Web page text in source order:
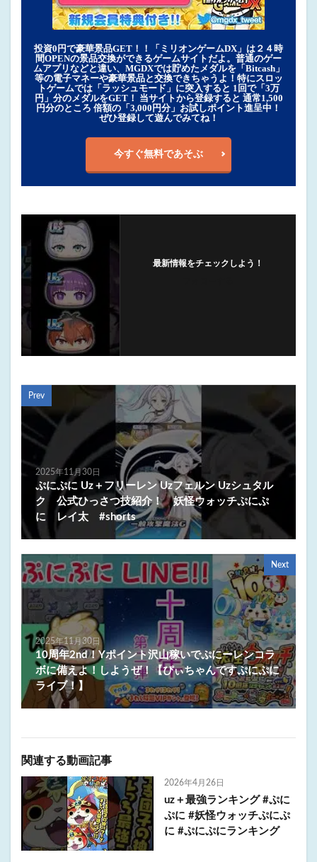
投資0円で豪華景品GET！！「ミリオンゲームDX」は２４時
間OPENの景品交換ができるゲームサイトだよ。普通のゲー
ムアプリなどと違い、MGDXでは貯めたメダルを「Bitcash」
等の電子マネーや豪華景品と交換できちゃうよ！特にスロッ
トゲームでは「ラッシュモード」に突入すると 1回で「3万
円」分のメダルをGET！ 当サイトから登録すると 通常1,500
円分のところ 倍額の「3,000円分」お試しポイント進呈中！
ぜひ登録して遊んでみてね！
今すぐ無料であそぶ
最新情報をチェックしよう！
Prev
2025年11月30日
ぷにぷに Uz＋フリーレン Uzフェルン Uzシュタル
ク 公式ひっさつ技紹介！ 妖怪ウォッチぷにぷ
に レイ太 #shorts
Next
2025年11月30日
10周年2nd！Yポイント沢山稼いでぷにーレンコラ
ボに備えよ！しようぜ！【ぴぃちゃんですぷにぷに
ライブ！】
関連する動画記事
2026年4月26日
uz＋最強ランキング #ぷに
ぷに #妖怪ウォッチぷにぷ
に #ぷにぷにランキング